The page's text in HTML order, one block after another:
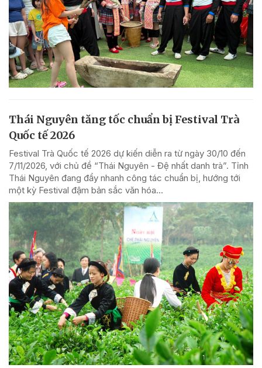
Thái Nguyên tăng tốc chuẩn bị Festival Trà
Quốc tế 2026
Festival Trà Quốc tế 2026 dự kiến diễn ra từ ngày 30/10 đến
7/11/2026, với chủ đề “Thái Nguyên - Đệ nhất danh trà”. Tỉnh
Thái Nguyên đang đẩy nhanh công tác chuẩn bị, hướng tới
một kỳ Festival đậm bản sắc văn hóa...